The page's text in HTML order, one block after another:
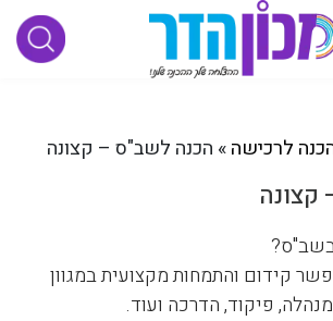
לרכישה» הכנה לשב"ס – קצונה
קידום והתמחות מקצועית במגוון
פיקוד, הדרכה ועוד.